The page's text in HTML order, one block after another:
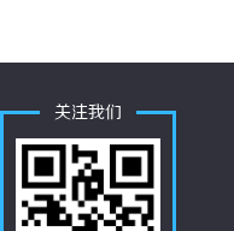
关注我们